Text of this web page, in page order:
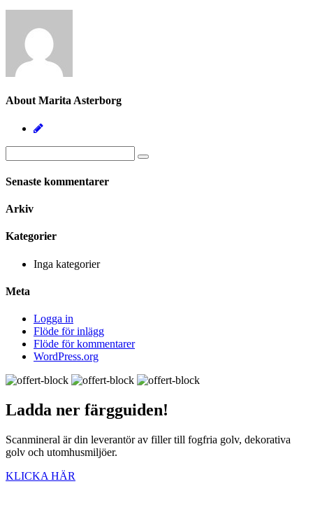
About Marita Asterborg
Senaste kommentarer
Arkiv
Kategorier
Inga kategorier
Meta
Logga in
Flöde för inlägg
Flöde för kommentarer
WordPress.org
Ladda ner färgguiden!
Scanmineral är din leverantör av filler till fogfria golv, dekorativa
golv och utomhusmiljöer.
KLICKA HÄR